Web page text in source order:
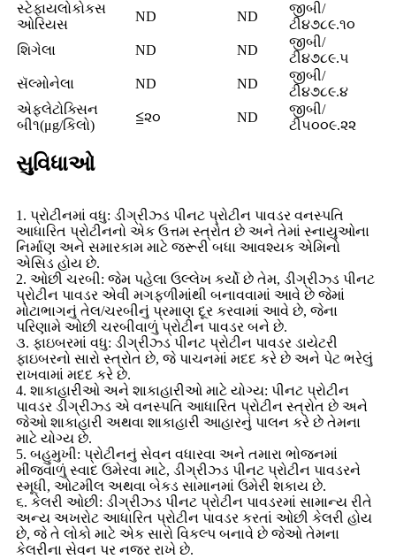
સ્ટેફાયલોકોકસ
ઓરિયસ
ND ND
જીબી/
ટી૪૭૮૯.૧૦
શિગેલા
ND ND
જીબી/
ટી૪૭૮૯.૫
સૅલ્મોનેલા
ND ND
જીબી/
ટી૪૭૮૯.૪
એફ્લેટોક્સિન
બી૧(μg/કિલો)
≦૨૦ ND
જીબી/
ટી૫૦૦૯.૨૨
સુવિધાઓ
1. પ્રોટીનમાં વધુ: ડીગ્રીઝ્ડ પીનટ પ્રોટીન પાવડર વનસ્પતિ
આધારિત પ્રોટીનનો એક ઉત્તમ સ્ત્રોત છે અને તેમાં સ્નાયુઓના
નિર્માણ અને સમારકામ માટે જરૂરી બધા આવશ્યક એમિનો
એસિડ હોય છે.
2. ઓછી ચરબી: જેમ પહેલા ઉલ્લેખ કર્યો છે તેમ, ડીગ્રીઝ્ડ પીનટ
પ્રોટીન પાવડર એવી મગફળીમાંથી બનાવવામાં આવે છે જેમાં
મોટાભાગનું તેલ/ચરબીનું પ્રમાણ દૂર કરવામાં આવે છે, જેના
પરિણામે ઓછી ચરબીવાળું પ્રોટીન પાવડર બને છે.
૩. ફાઇબરમાં વધુ: ડીગ્રીઝ્ડ પીનટ પ્રોટીન પાવડર ડાયેટરી
ફાઇબરનો સારો સ્ત્રોત છે, જે પાચનમાં મદદ કરે છે અને પેટ ભરેલું
રાખવામાં મદદ કરે છે.
4. શાકાહારીઓ અને શાકાહારીઓ માટે યોગ્ય: પીનટ પ્રોટીન
પાવડર ડીગ્રીઝ્ડ એ વનસ્પતિ આધારિત પ્રોટીન સ્ત્રોત છે અને
જેઓ શાકાહારી અથવા શાકાહારી આહારનું પાલન કરે છે તેમના
માટે યોગ્ય છે.
5. બહુમુખી: પ્રોટીનનું સેવન વધારવા અને તમારા ભોજનમાં
મીંજવાળું સ્વાદ ઉમેરવા માટે, ડીગ્રીઝ્ડ પીનટ પ્રોટીન પાવડરને
સ્મૂધી, ઓટમીલ અથવા બેકડ સામાનમાં ઉમેરી શકાય છે.
૬. કેલરી ઓછી: ડીગ્રીઝ્ડ પીનટ પ્રોટીન પાવડરમાં સામાન્ય રીતે
અન્ય અખરોટ આધારિત પ્રોટીન પાવડર કરતાં ઓછી કેલરી હોય
છે, જે તે લોકો માટે એક સારો વિકલ્પ બનાવે છે જેઓ તેમના
કેલરીના સેવન પર નજર રાખે છે.